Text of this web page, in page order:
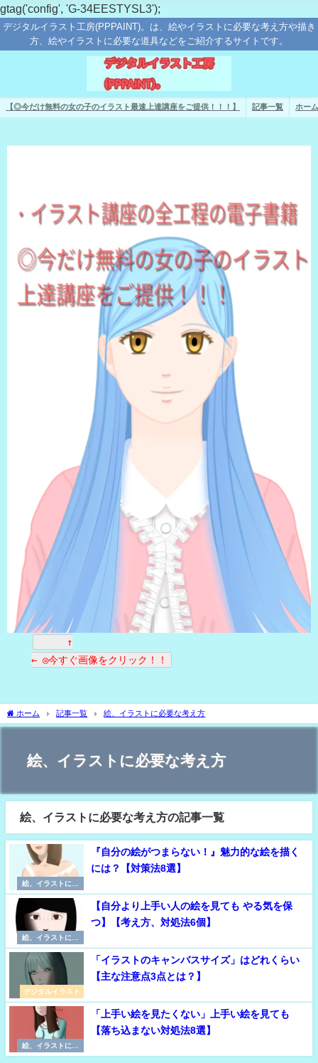
gtag('config', 'G-34EESTYSL3');
デジタルイラスト工房(PPPAINT)。は、絵やイラストに必要な考え方や描き
方、絵やイラストに必要な道具などをご紹介するサイトです。
【◎今だけ無料の女の子のイラスト最速上達講座をご提供！！！】 記事一覧 ホーム
↑
← ◎今すぐ画像をクリック！！
ホーム 記事一覧 絵、イラストに必要な考え方
絵、イラストに必要な考え方
絵、イラストに必要な考え方の記事一覧
絵、イラストに必
要な考え方
『自分の絵がつまらない！』魅力的な絵を描く
には？【対策法8選】
絵、イラストに必
要な考え方
【自分より上手い人の絵を見ても やる気を保
つ】【考え方、対処法6個】
デジタルイラスト
「イラストのキャンバスサイズ」はどれくらい
【主な注意点3点とは？】
絵、イラストに必
要な考え方
「上手い絵を見たくない」上手い絵を見ても
【落ち込まない対処法8選】